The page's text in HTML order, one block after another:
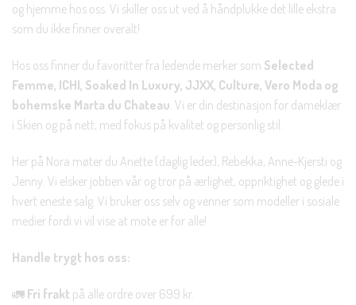
og hjemme hos oss. Vi skiller oss ut ved å håndplukke det lille ekstra
som du ikke finner overalt!
Hos oss finner du favoritter fra ledende merker som Selected
Femme, ICHI, Soaked In Luxury, JJXX, Culture, Vero Moda og
bohemske Marta du Chateau. Vi er din destinasjon for dameklær
i Skien og på nett, med fokus på kvalitet og personlig stil.
Her på Nora møter du Anette (daglig leder), Rebekka, Anne-Kjersti og
Jenny. Vi elsker jobben vår og tror på ærlighet, oppriktighet og glede i
hvert eneste salg. Vi bruker oss selv og venner som modeller i sosiale
medier fordi vi vil vise at mote er for alle!
Handle trygt hos oss:
🚛 Fri frakt på alle ordre over 699 kr.